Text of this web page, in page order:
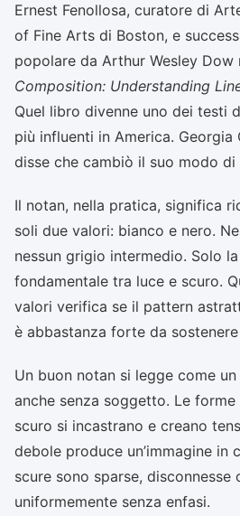
Ernest Fenollosa, curatore di
of Fine Arts di Boston, e
popolare da Arthur Wesley Dow
Composition: Understanding
Quel libro divenne uno dei testi
più influenti in America. Georgia
disse che cambiò il suo modo di
Il notan, nella pratica, significa
soli due valori: bianco e nero.
nessun grigio intermedio. Solo
fondamentale tra luce e scuro.
valori verifica se il pattern
è abbastanza forte da
Un buon notan si legge come
anche senza soggetto. Le
scuro si incastrano e creano
debole produce un’immagine in
scure sono sparse, disconnesse
uniformemente senza enfasi.